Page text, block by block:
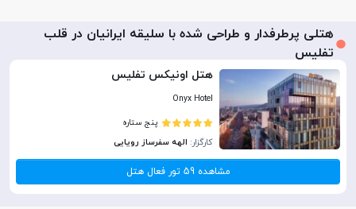
هتلی پرطرفدار و طراحی شده با سلیقه ایرانیان در قلب
تفلیس
هتل اونیکس تفلیس
Onyx Hotel
پنج ستاره
کارگزار: الهه سفرساز رویایی
مشاهده 59 تور فعال هتل